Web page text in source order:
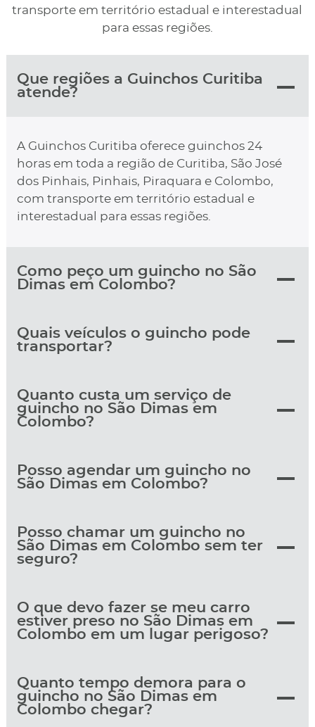
transporte em território estadual e interestadual
para essas regiões.
Que regiões a Guinchos Curitiba
atende?
A Guinchos Curitiba oferece guinchos 24
horas em toda a região de Curitiba, São José
dos Pinhais, Pinhais, Piraquara e Colombo,
com transporte em território estadual e
interestadual para essas regiões.
Como peço um guincho no São
Dimas em Colombo?
Quais veículos o guincho pode
transportar?
Quanto custa um serviço de
guincho no São Dimas em
Colombo?
Posso agendar um guincho no
São Dimas em Colombo?
Posso chamar um guincho no
São Dimas em Colombo sem ter
seguro?
O que devo fazer se meu carro
estiver preso no São Dimas em
Colombo em um lugar perigoso?
Quanto tempo demora para o
guincho no São Dimas em
Colombo chegar?